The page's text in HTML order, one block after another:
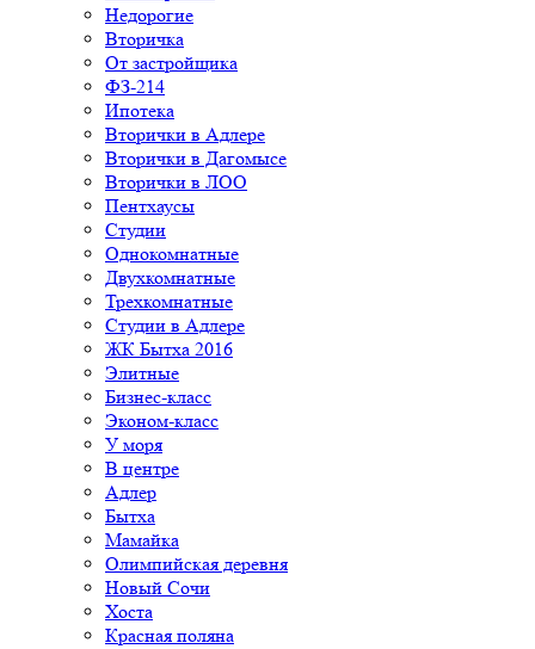
Недорогие
Вторичка
От застройщика
ФЗ-214
Ипотека
Вторички в Адлере
Вторички в Дагомысе
Вторички в ЛОО
Пентхаусы
Студии
Однокомнатные
Двухкомнатные
Трехкомнатные
Студии в Адлере
ЖК Бытха 2016
Элитные
Бизнес-класс
Эконом-класс
У моря
В центре
Адлер
Бытха
Мамайка
Олимпийская деревня
Новый Сочи
Хоста
Красная поляна